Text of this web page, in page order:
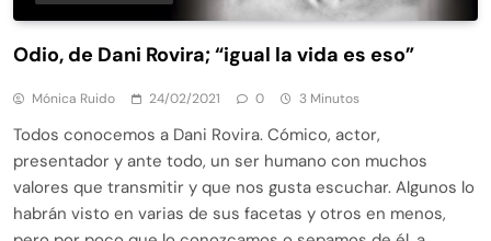
Odio, de Dani Rovira; “igual la vida es eso”
Mónica Ruido 24/02/2021 0 3 Minutos
Todos conocemos a Dani Rovira. Cómico, actor,
presentador y ante todo, un ser humano con muchos
valores que transmitir y que nos gusta escuchar. Algunos lo
habrán visto en varias de sus facetas y otros en menos,